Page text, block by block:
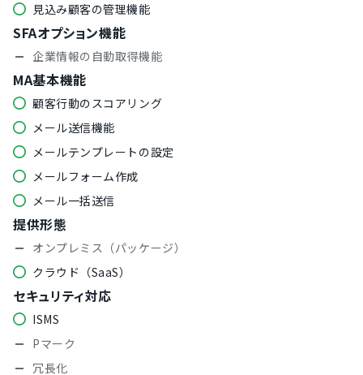
見込み顧客の管理機能
SFAオプション機能
企業情報の自動取得機能
MA基本機能
顧客行動のスコアリング
メール送信機能
メールテンプレートの設定
メールフォーム作成
メール一括送信
提供形態
オンプレミス（パッケージ）
クラウド（SaaS）
セキュリティ対応
ISMS
Pマーク
冗長化